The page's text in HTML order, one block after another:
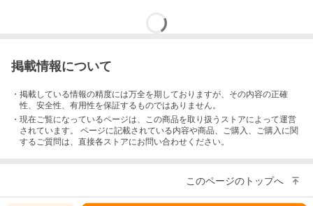
掲載情報について
・掲載している情報の精度には万全を期しておりますが、その内容の正確
性、安全性、有用性を保証するものではありません。
・現在ご覧になっているページは、この商品を取り扱うストアによって運営
されています。 ページに記載されている内容や商品、ご購入 、ご購入に関
するご質問は、直接各ストアにお問い合わせください。
このページのトップへ